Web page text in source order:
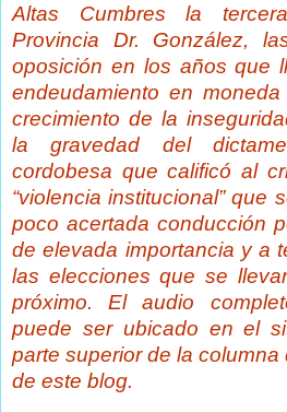
Altas Cumbres la
Provincia Dr. González,
oposición en los años que
endeudamiento en
crecimiento de la
la gravedad del
cordobesa que calificó al
“violencia institucional” que
poco acertada conducción
de elevada importancia y a
las elecciones que se
próximo. El audio
puede ser ubicado en el
parte superior de la
de este blog.